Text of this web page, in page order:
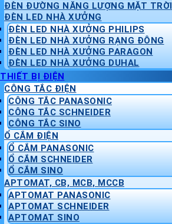
ĐÈN ĐƯỜNG NĂNG LƯỢNG MẶT TRỜI
ĐÈN LED NHÀ XƯỞNG
ĐÈN LED NHÀ XƯỞNG PHILIPS
ĐÈN LED NHÀ XƯỞNG RẠNG ĐÔNG
ĐÈN LED NHÀ XƯỞNG PARAGON
ĐÈN LED NHÀ XƯỞNG DUHAL
THIẾT BỊ ĐIỆN
CÔNG TẮC ĐIỆN
CÔNG TẮC PANASONIC
CÔNG TẮC SCHNEIDER
CÔNG TẮC SINO
Ổ CẮM ĐIỆN
Ổ CẮM PANASONIC
Ổ CẮM SCHNEIDER
Ổ CẮM SINO
APTOMAT, CB, MCB, MCCB
APTOMAT PANASONIC
APTOMAT SCHNEIDER
APTOMAT SINO